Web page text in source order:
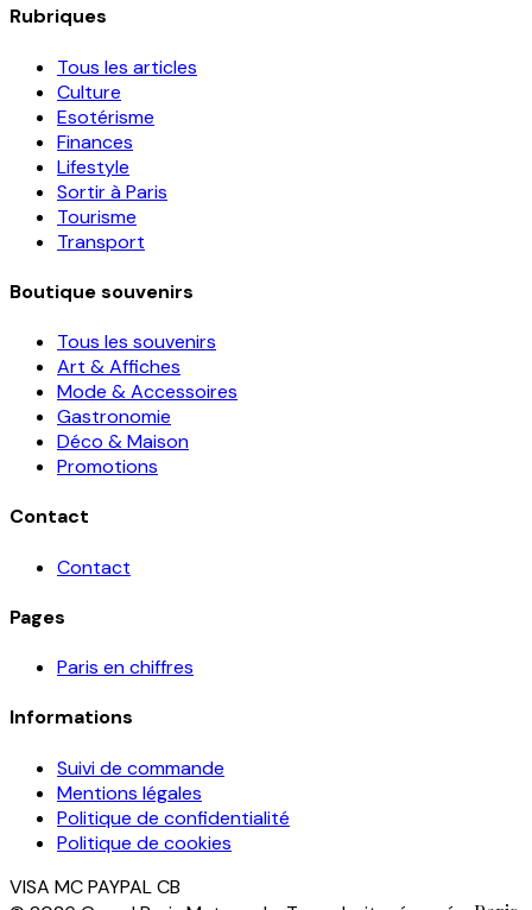
Rubriques
Tous les articles
Culture
Esotérisme
Finances
Lifestyle
Sortir à Paris
Tourisme
Transport
Boutique souvenirs
Tous les souvenirs
Art & Affiches
Mode & Accessoires
Gastronomie
Déco & Maison
Promotions
Contact
Contact
Pages
Paris en chiffres
Informations
Suivi de commande
Mentions légales
Politique de confidentialité
Politique de cookies
VISA MCPAYPALCB